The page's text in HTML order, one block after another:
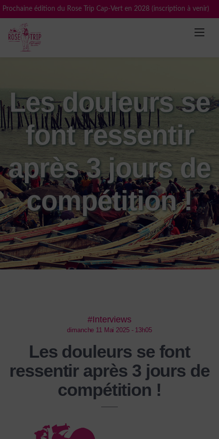
Prochaine édition du Rose Trip Cap-Vert en 2028 (inscription à venir)
Skip
content
Les douleurs se
font ressentir
après 3 jours de
compétition !
#Interviews
dimanche 11 Mai 2025 - 13h05
Les douleurs se font
ressentir après 3 jours de
compétition !